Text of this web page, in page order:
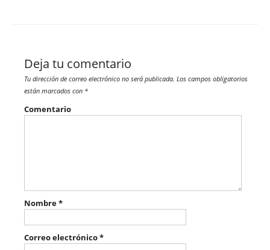
Deja tu comentario
Tu dirección de correo electrónico no será publicada. Los campos obligatorios
están marcados con *
Comentario
Nombre*
Correo electrónico*